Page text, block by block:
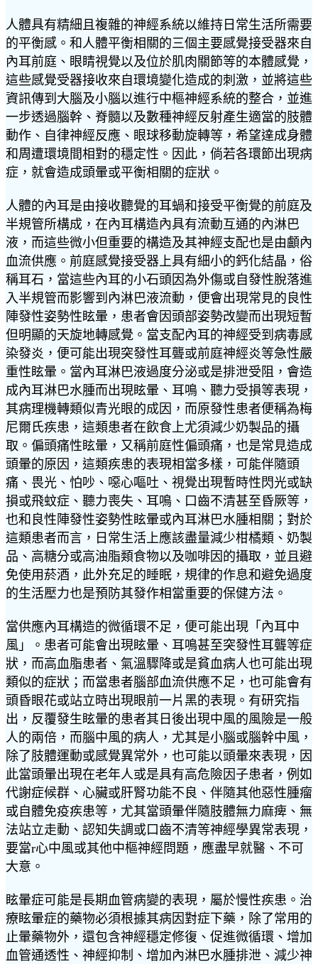
人體具有精細且複雜的神經系統以維持日常生活所需要
的平衡感。和人體平衡相關的三個主要感覺接受器來自
內耳前庭、眼睛視覺以及位於肌肉關節等的本體感覺，
這些感覺受器接收來自環境變化造成的刺激，並將這些
資訊傳到大腦及小腦以進行中樞神經系統的整合，並進
一步透過腦幹、脊髓以及數種神經反射產生適當的肢體
動作、自律神經反應、眼球移動旋轉等，希望達成身體
和周遭環境間相對的穩定性。因此，倘若各環節出現病
症，就會造成頭暈或平衡相關的症狀。
人體的內耳是由接收聽覺的耳蝸和接受平衡覺的前庭及
半規管所構成，在內耳構造內具有流動互通的內淋巴
液，而這些微小但重要的構造及其神經支配也是由顱內
血流供應。前庭感覺接受器上具有細小的鈣化結晶，俗
稱耳石，當這些內耳的小石頭因為外傷或自發性脫落進
入半規管而影響到內淋巴液流動，便會出現常見的良性
陣發性姿勢性眩暈，患者會因頭部姿勢改變而出現短暫
但明顯的天旋地轉感覺。當支配內耳的神經受到病毒感
染發炎，便可能出現突發性耳聾或前庭神經炎等急性嚴
重性眩暈。當內耳淋巴液過度分泌或是排泄受阻，會造
成內耳淋巴水腫而出現眩暈、耳鳴、聽力受損等表現，
其病理機轉類似青光眼的成因，而原發性患者便稱為梅
尼爾氏疾患，這類患者在飲食上尤須減少奶製品的攝
取。偏頭痛性眩暈，又稱前庭性偏頭痛，也是常見造成
頭暈的原因，這類疾患的表現相當多樣，可能伴隨頭
痛、畏光、怕吵、噁心嘔吐、視覺出現暫時性閃光或缺
損或飛蚊症、聽力喪失、耳鳴、口齒不清甚至昏厥等，
也和良性陣發性姿勢性眩暈或內耳淋巴水腫相關；對於
這類患者而言，日常生活上應該盡量減少柑橘類、奶製
品、高糖分或高油脂類食物以及咖啡因的攝取，並且避
免使用菸酒，此外充足的睡眠，規律的作息和避免過度
的生活壓力也是預防其發作相當重要的保健方法。
當供應內耳構造的微循環不足，便可能出現「內耳中
風」。患者可能會出現眩暈、耳鳴甚至突發性耳聾等症
狀，而高血脂患者、氣溫驟降或是貧血病人也可能出現
類似的症狀；而當患者腦部血流供應不足，也可能會有
頭昏眼花或站立時出現眼前一片黑的表現。有研究指
出，反覆發生眩暈的患者其日後出現中風的風險是一般
人的兩倍，而腦中風的病人，尤其是小腦或腦幹中風，
除了肢體運動或感覺異常外，也可能以頭暈來表現，因
此當頭暈出現在老年人或是具有高危險因子患者，例如
代謝症候群、心臟或肝腎功能不良、伴隨其他惡性腫瘤
或自體免疫疾患等，尤其當頭暈伴隨肢體無力麻痺、無
法站立走動、認知失調或口齒不清等神經學異常表現，
要當r心中風或其他中樞神經問題，應盡早就醫、不可
大意。
眩暈症可能是長期血管病變的表現，屬於慢性疾患。治
療眩暈症的藥物必須根據其病因對症下藥，除了常用的
止暈藥物外，還包含神經穩定修復、促進微循環、增加
血管通透性、神經抑制、增加內淋巴水腫排泄、減少神